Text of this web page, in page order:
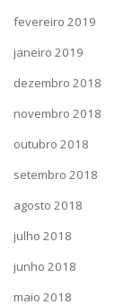
fevereiro 2019
janeiro 2019
dezembro 2018
novembro 2018
outubro 2018
setembro 2018
agosto 2018
julho 2018
junho 2018
maio 2018